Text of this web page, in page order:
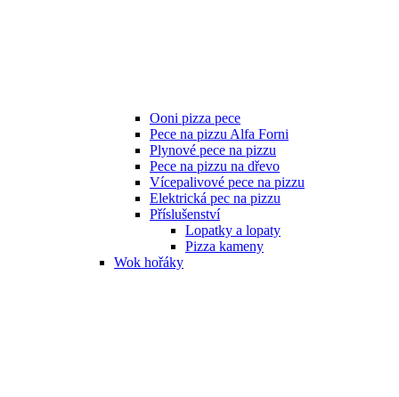
Ooni pizza pece
Pece na pizzu Alfa Forni
Plynové pece na pizzu
Pece na pizzu na dřevo
Vícepalivové pece na pizzu
Elektrická pec na pizzu
Příslušenství
Lopatky a lopaty
Pizza kameny
Wok hořáky